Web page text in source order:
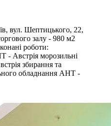
вул. Шептицького, 22,
залу - 980 м2
роботи:
- Австрія морозильні
збирання та
обладнання AHT -